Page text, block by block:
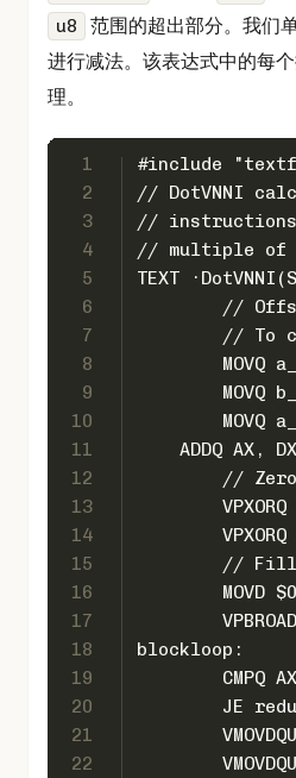
u8
范围的超出部分。我们
进行减法。该表达式中的每
理。
1
2
3
4
5
6
7
8
9
10
11
12
13
14
15
16
17
18
19
20
21
22
#include
// DotVNNI
// instructions
// multiple of
TEXT
//
// To
MOVQ
MOVQ
MOVQ
ADDQ AX,
//
//
MOVD
blockloop:
CMPQ
JE